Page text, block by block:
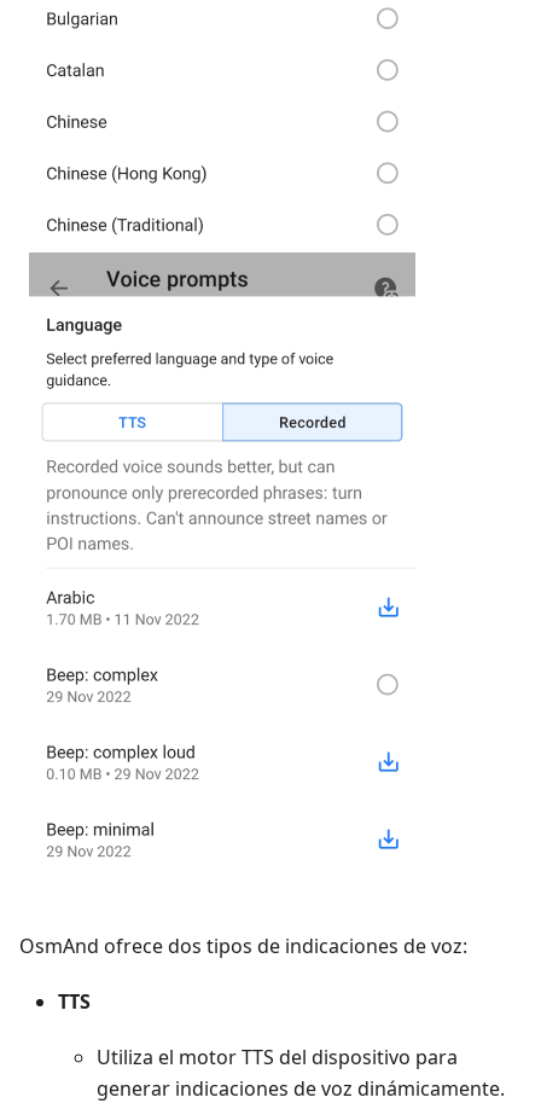
OsmAnd ofrece dos tipos de indicaciones de voz:
TTS
Utiliza el motor TTS del dispositivo para
generar indicaciones de voz dinámicamente.